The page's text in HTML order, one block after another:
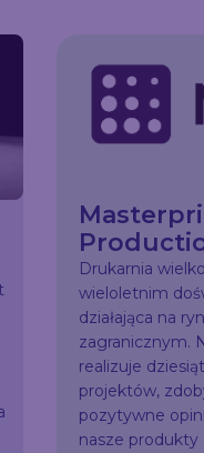
Drukarnia
wieloletnim
działająca na
zagranicznym.
realizuje
projektów,
pozytywne
nasze